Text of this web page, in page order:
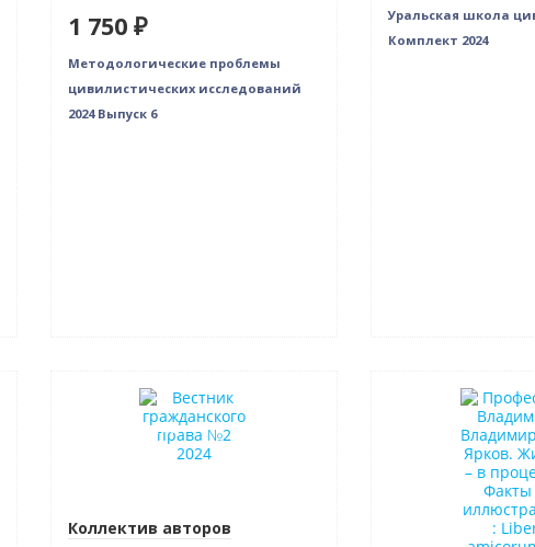
1 750 ₽
Методологические проблемы
цивилистических исследований
2024 Выпуск 6
Уральская школа
Комплект 2024
Нет в наличии
Коллектив авторов